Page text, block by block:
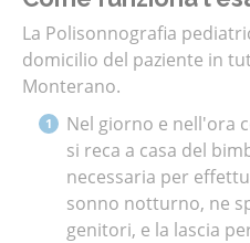
La Polisonnografia
domicilio del paziente in
Monterano.
Nel giorno e nell'ora
si reca a casa del
necessaria per
sonno notturno, ne
genitori, e la lascia